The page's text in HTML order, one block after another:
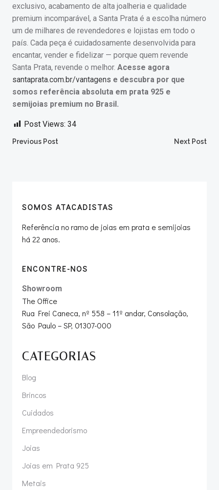
exclusivo, acabamento de alta joalheria e qualidade
premium incomparável, a Santa Prata é a escolha número
um de milhares de revendedores e lojistas em todo o
país. Cada peça é cuidadosamente desenvolvida para
encantar, vender e fidelizar — porque quem revende
Santa Prata, revende o melhor. Acesse agora
santaprata.com.br/vantagens e descubra por que
somos referência absoluta em prata 925 e
semijoias premium no Brasil.
Post Views: 34
Post
Previous Post Next Post
SOMOS ATACADISTAS
Referência no ramo de joias em prata e semijoias
há 22 anos.
ENCONTRE-NOS
Showroom
The Office
Rua Frei Caneca, nº 558 – 11º andar, Consolação,
São Paulo – SP, 01307-000
CATEGORIAS
Blog
Brincos
Cuidados
Empreendedorismo
Joias
Joias em Prata 925
Metais